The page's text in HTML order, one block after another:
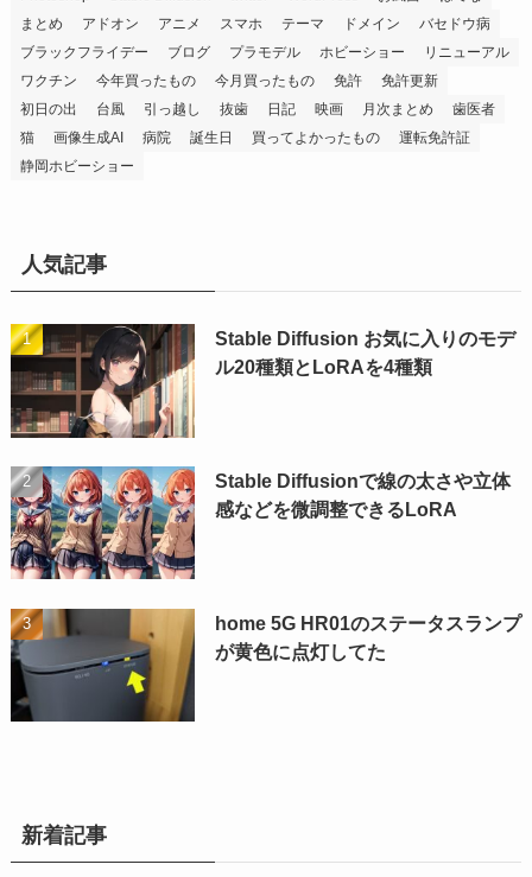
まとめ
アドオン アニメ スマホ テーマ ドメイン
バセドウ病
ブラックフライデー
ブログ プラモデル ホビーショー
リニューアル
ワクチン
今年買ったもの 今月買ったもの 免許
免許更新
初日の出
台風 引っ越し 抜歯 日記 映画 月次まとめ
歯医者
猫
画像生成AI 病院 誕生日 買ってよかったもの
運転免許証
静岡ホビーショー
人気記事
Stable Diffusion お気に入りのモデ
ル20種類とLoRAを4種類
Stable Diffusionで線の太さや立体
感などを微調整できるLoRA
home 5G HR01のステータスランプ
が黄色に点灯してた
新着記事